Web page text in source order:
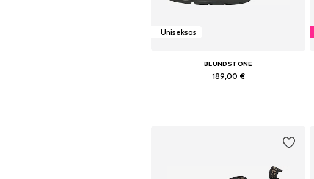
Uniseksas
BLUNDSTONE
189,00 €